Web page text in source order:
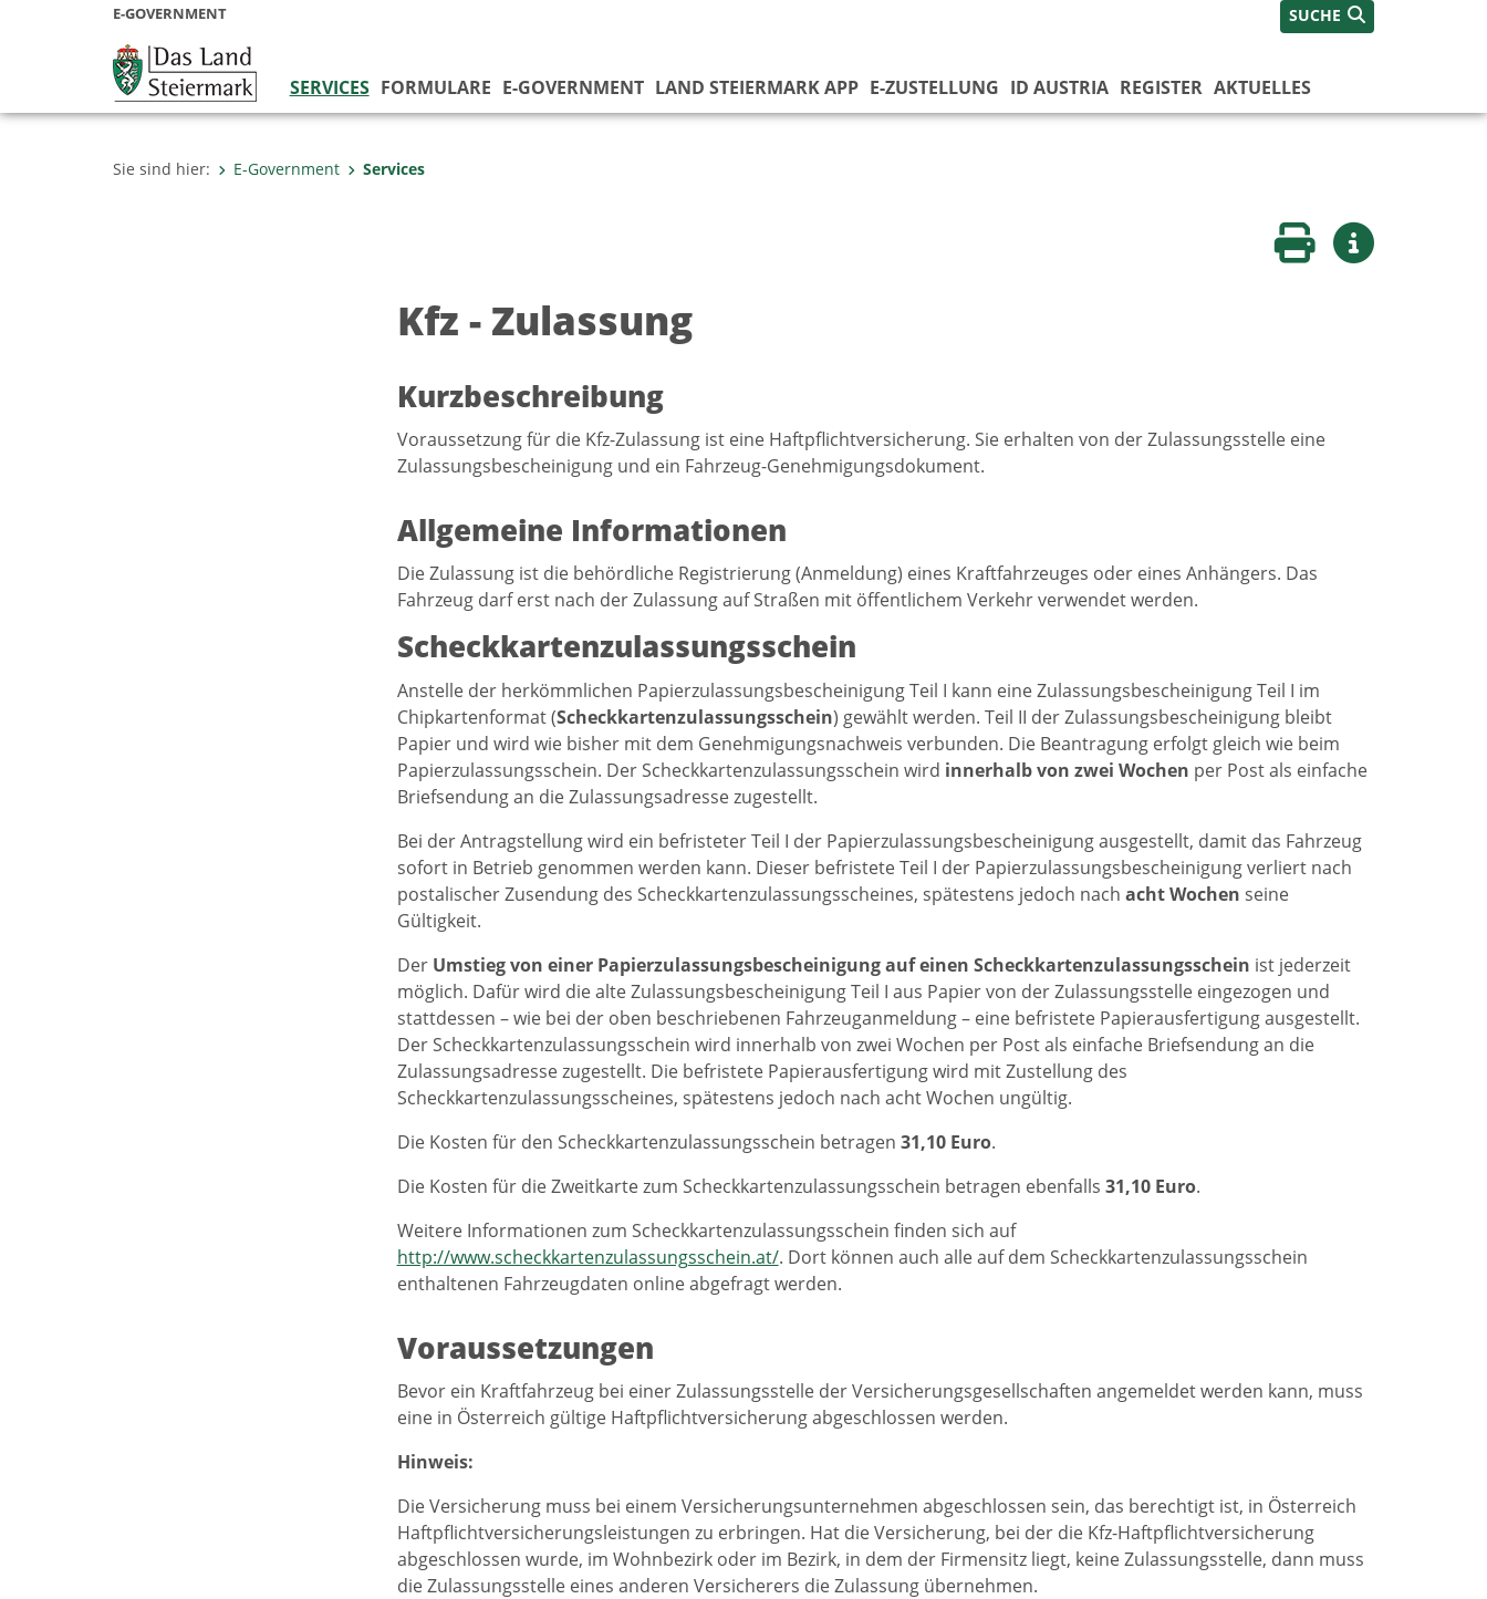
E-GOVERNMENT SUCHE
SERVICES FORMULARE E-GOVERNMENT LAND STEIERMARK APP E-ZUSTELLUNG ID AUSTRIA REGISTER AKTUELLES
Sie sind hier: E-Government Services
Seite druckenWeitere Infos
Kfz - Zulassung
Kurzbeschreibung
Voraussetzung für die Kfz-Zulassung ist eine Haftpflichtversicherung. Sie erhalten von der Zulassungsstelle eine
Zulassungsbescheinigung und ein Fahrzeug-Genehmigungsdokument.
Allgemeine Informationen
Die Zulassung ist die behördliche Registrierung (Anmeldung) eines Kraftfahrzeuges oder eines Anhängers. Das
Fahrzeug darf erst nach der Zulassung auf Straßen mit öffentlichem Verkehr verwendet werden.
Scheckkartenzulassungsschein
Anstelle der herkömmlichen Papierzulassungsbescheinigung Teil I kann eine Zulassungsbescheinigung Teil I im
Chipkartenformat (Scheckkartenzulassungsschein) gewählt werden. Teil II der Zulassungsbescheinigung bleibt
Papier und wird wie bisher mit dem Genehmigungsnachweis verbunden. Die Beantragung erfolgt gleich wie beim
Papierzulassungsschein. Der Scheckkartenzulassungsschein wird innerhalb von zwei Wochen per Post als einfache
Briefsendung an die Zulassungsadresse zugestellt.
Bei der Antragstellung wird ein befristeter Teil I der Papierzulassungsbescheinigung ausgestellt, damit das Fahrzeug
sofort in Betrieb genommen werden kann. Dieser befristete Teil I der Papierzulassungsbescheinigung verliert nach
postalischer Zusendung des Scheckkartenzulassungsscheines, spätestens jedoch nach acht Wochen seine
Gültigkeit.
Der Umstieg von einer Papierzulassungsbescheinigung auf einen Scheckkartenzulassungsschein ist jederzeit
möglich. Dafür wird die alte Zulassungsbescheinigung Teil I aus Papier von der Zulassungsstelle eingezogen und
stattdessen – wie bei der oben beschriebenen Fahrzeuganmeldung – eine befristete Papierausfertigung ausgestellt.
Der Scheckkartenzulassungsschein wird innerhalb von zwei Wochen per Post als einfache Briefsendung an die
Zulassungsadresse zugestellt. Die befristete Papierausfertigung wird mit Zustellung des
Scheckkartenzulassungsscheines, spätestens jedoch nach acht Wochen ungültig.
Die Kosten für den Scheckkartenzulassungsschein betragen 31,10 Euro.
Die Kosten für die Zweitkarte zum Scheckkartenzulassungsschein betragen ebenfalls 31,10 Euro.
Weitere Informationen zum Scheckkartenzulassungsschein finden sich auf
http://www.scheckkartenzulassungsschein.at/. Dort können auch alle auf dem Scheckkartenzulassungsschein
enthaltenen Fahrzeugdaten online abgefragt werden.
Voraussetzungen
Bevor ein Kraftfahrzeug bei einer Zulassungsstelle der Versicherungsgesellschaften angemeldet werden kann, muss
eine in Österreich gültige Haftpflichtversicherung abgeschlossen werden.
Hinweis:
Die Versicherung muss bei einem Versicherungsunternehmen abgeschlossen sein, das berechtigt ist, in Österreich
Haftpflichtversicherungsleistungen zu erbringen. Hat die Versicherung, bei der die Kfz-Haftpflichtversicherung
abgeschlossen wurde, im Wohnbezirk oder im Bezirk, in dem der Firmensitz liegt, keine Zulassungsstelle, dann muss
die Zulassungsstelle eines anderen Versicherers die Zulassung übernehmen.